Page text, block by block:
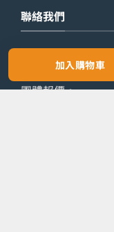
加入購物車
聯絡我們
2861 8762
團體報價。